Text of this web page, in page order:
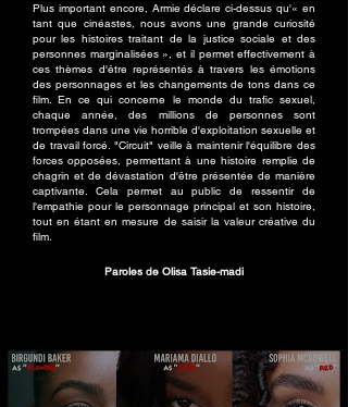
Plus important encore, Armie déclare ci-dessus qu'« en
tant que cinéastes, nous avons une grande curiosité
pour les histoires traitant de la justice sociale et des
personnes marginalisées », et il permet effectivement à
ces thèmes d'être représentés à travers les émotions
des personnages et les changements de tons dans ce
film. En ce qui concerne le monde du trafic sexuel,
chaque année, des millions de personnes sont
trompées dans une vie horrible d'exploitation sexuelle et
de travail forcé. "Circuit" veille à maintenir l'équilibre des
forces opposées, permettant à une histoire remplie de
chagrin et de dévastation d'être présentée de manière
captivante. Cela permet au public de ressentir de
l'empathie pour le personnage principal et son histoire,
tout en étant en mesure de saisir la valeur créative du
film.
Paroles de Olisa Tasie-madi